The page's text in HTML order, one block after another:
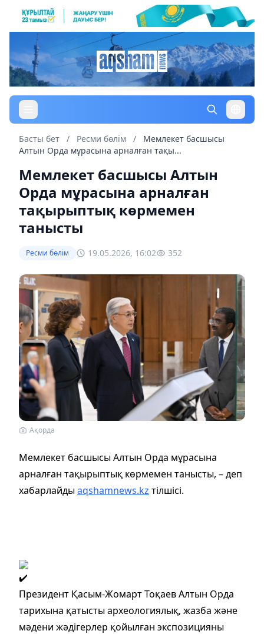
Басты бет / Ресми бөлім /
Мемлекет басшысы
Алтын Орда мұрасына арналған тақы...
Мемлекет басшысы Алтын
Орда мұрасына арналған
тақырыптық көрмемен
танысты
Ресми бөлім 19.05.2026, 16:02 352
Ақорда
Мемлекет басшысы Алтын Орда мұрасына
арналған тақырыптық көрмемен танысты, – деп
хабарлайдыaqshamnews.kz тілшісі.
Президент Қасым-Жомарт Тоқаев Алтын Орда
тарихына қатысты археологиялық, жазба және
мәдени жәдігерлер қойылған экспозицияны